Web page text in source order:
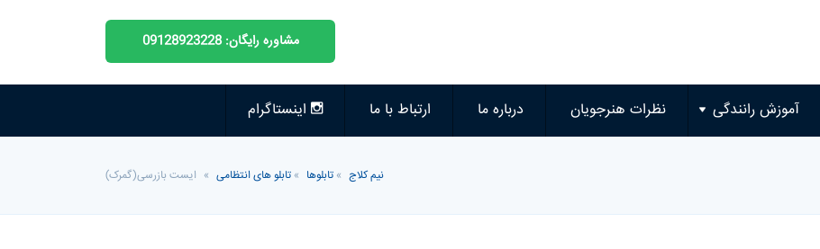
مشاوره رایگان: 09128923228
آموزش رانندگی نظرات هنرجویان درباره ما ارتباط با ما اینستاگرام
نیم کلاج » تابلوها » تابلو های انتظامی » ایست بازرسی(گمرک)